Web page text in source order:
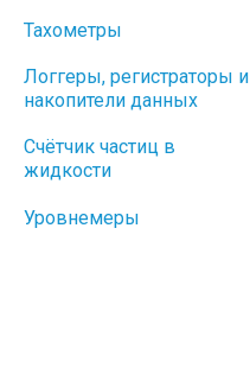
Тахометры
Логгеры, регистраторы и
накопители данных
Cчётчик частиц в
жидкости
Уровнемеры